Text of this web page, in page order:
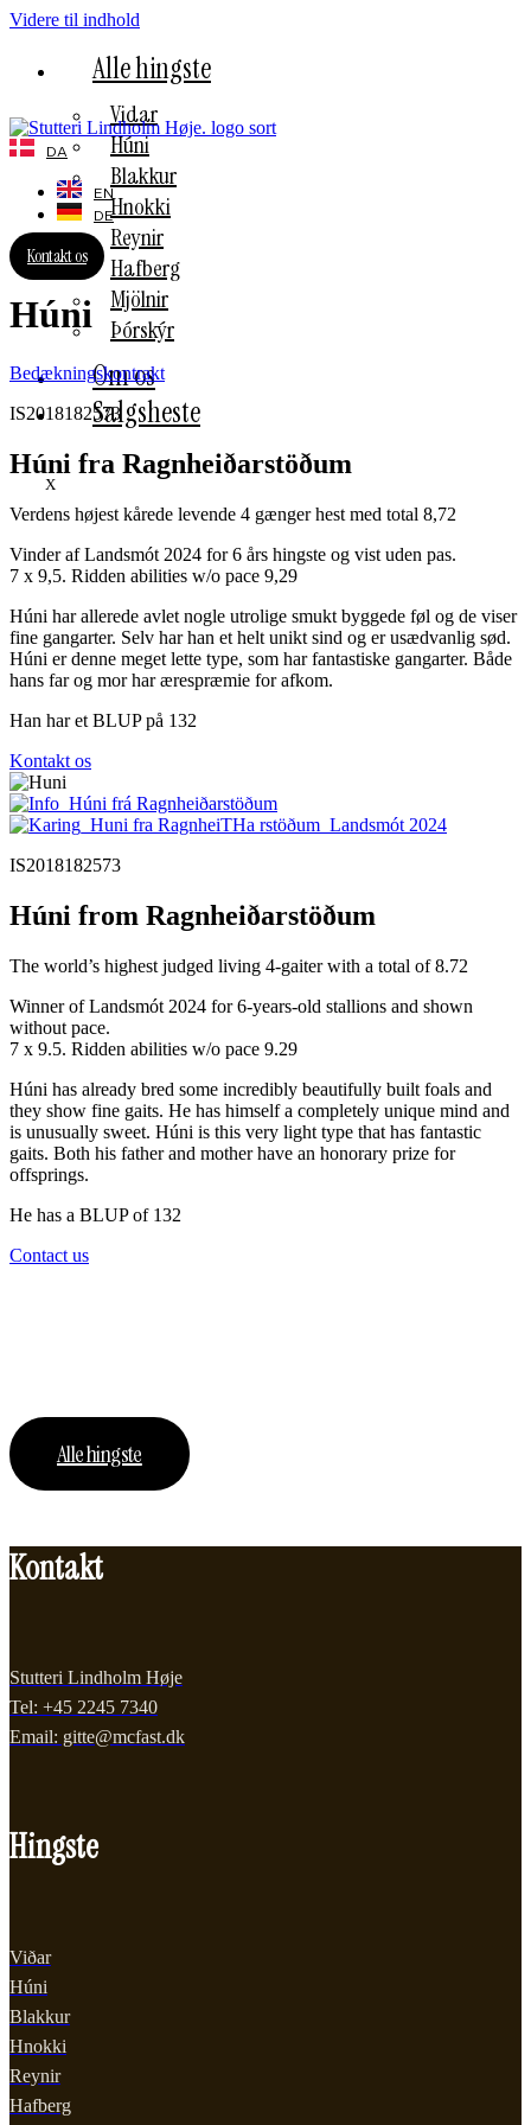
Videre til indhold
Alle hingste
Vidar
Húni
Blakkur
Hnokki
Reynir
Hafberg
Mjölnir
Þórskýr
Om os
Salgsheste
X
DA
EN
DE
Kontakt os
Húni
Bedækningskontrakt
IS2018182573
Húni fra Ragnheiðarstöðum
Verdens højest kårede levende 4 gænger hest med total 8,72
Vinder af Landsmót 2024 for 6 års hingste og vist uden pas.
7 x 9,5. Ridden abilities w/o pace 9,29
Húni har allerede avlet nogle utrolige smukt byggede føl og de viser
fine gangarter. Selv har han et helt unikt sind og er usædvanlig sød.
Húni er denne meget lette type, som har fantastiske gangarter. Både
hans far og mor har ærespræmie for afkom.
Han har et BLUP på 132
Kontakt os
IS2018182573
Húni from Ragnheiðarstöðum
The world’s highest judged living 4-gaiter with a total of 8.72
Winner of Landsmót 2024 for 6-years-old stallions and shown
without pace.
7 x 9.5. Ridden abilities w/o pace 9.29
Húni has already bred some incredibly beautifully built foals and
they show fine gaits. He has himself a completely unique mind and
is unusually sweet. Húni is this very light type that has fantastic
gaits. Both his father and mother have an honorary prize for
offsprings.
He has a BLUP of 132
Contact us
Se alle vores islandske heste.
Alle hingste
Kontakt
Stutteri Lindholm Høje
Tel: +45 2245 7340
Email: gitte@mcfast.dk
Hingste
Viðar
Húni
Blakkur
Hnokki
Reynir
Hafberg